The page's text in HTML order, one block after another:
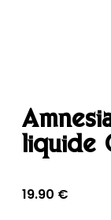
liquide
19.90 €